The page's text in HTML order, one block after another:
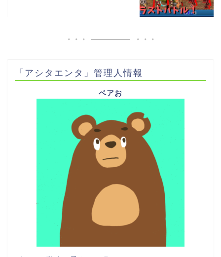
「アシタエンタ」管理人情報
ベアお